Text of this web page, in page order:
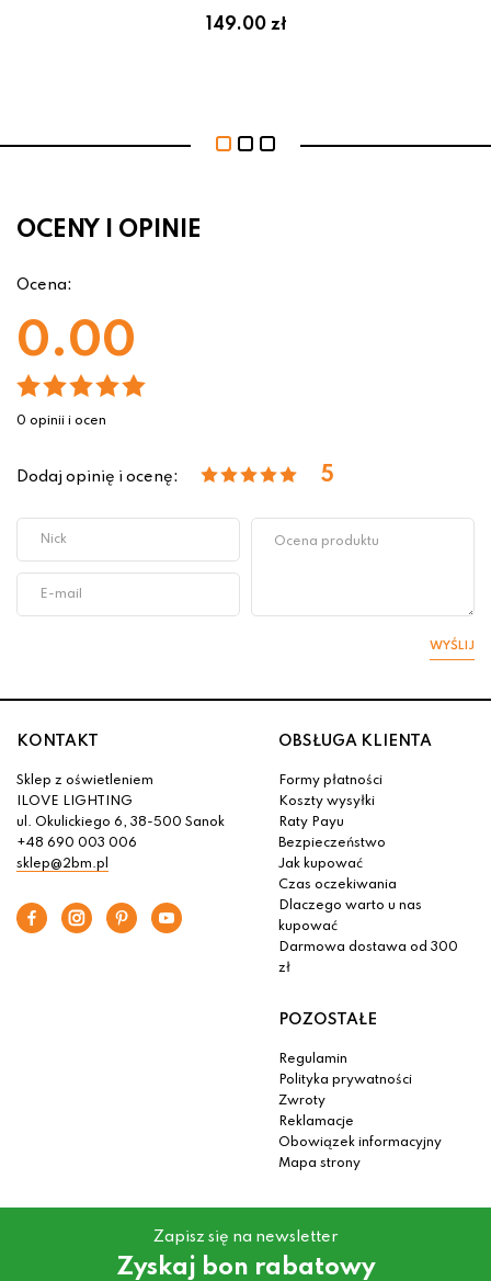
149.00 zł
OCENY I OPINIE
Ocena:
0.00
0 opinii i ocen
Dodaj opinię i ocenę: 5
WYŚLIJ
KONTAKT
Sklep z oświetleniem
ILOVE LIGHTING
ul. Okulickiego 6, 38-500 Sanok
+48 690 003 006
sklep@2bm.pl
OBSŁUGA KLIENTA
Formy płatności
Koszty wysyłki
Raty Payu
Bezpieczeństwo
Jak kupować
Czas oczekiwania
Dlaczego warto u nas
kupować
Darmowa dostawa od 300
zł
POZOSTAŁE
Regulamin
Polityka prywatności
Zwroty
Reklamacje
Obowiązek informacyjny
Mapa strony
Zapisz się na newsletter
Zyskaj bon rabatowy